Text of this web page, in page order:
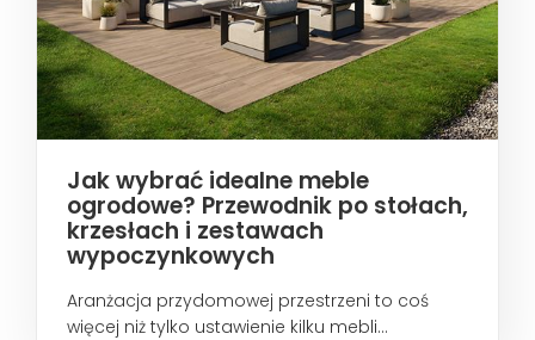
Jak wybrać idealne meble
ogrodowe? Przewodnik po stołach,
krzesłach i zestawach
wypoczynkowych
Aranżacja przydomowej przestrzeni to coś
więcej niż tylko ustawienie kilku mebli...